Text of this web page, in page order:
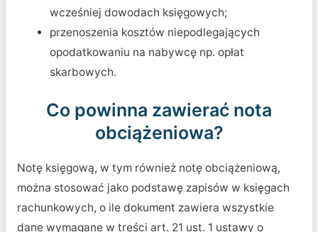
wcześniej dowodach księgowych;
przenoszenia kosztów niepodlegających
opodatkowaniu na nabywcę np. opłat
skarbowych.
Co powinna zawierać nota
obciążeniowa?
Notę księgową, w tym również notę obciążeniową,
można stosować jako podstawę zapisów w księgach
rachunkowych, o ile dokument zawiera wszystkie
dane wymagane w treści art. 21 ust. 1 ustawy o